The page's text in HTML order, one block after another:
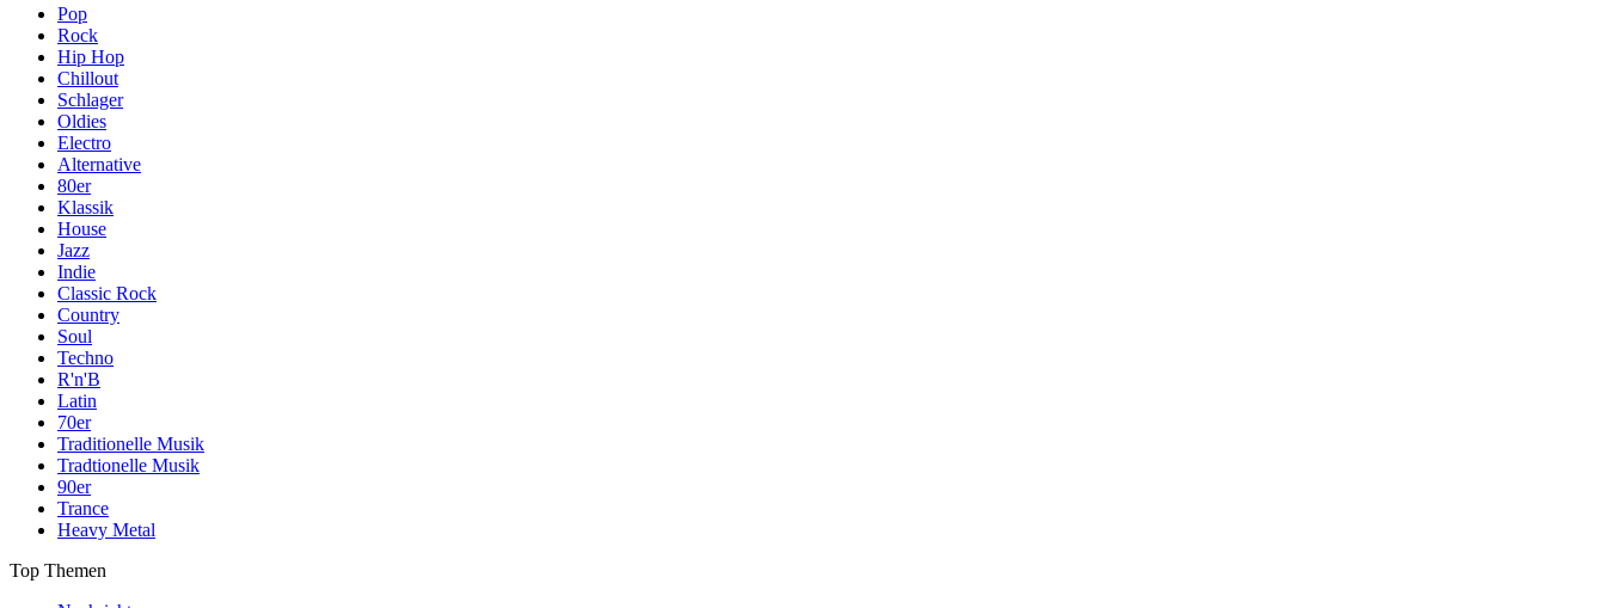
Pop
Rock
Hip Hop
Chillout
Schlager
Oldies
Electro
Alternative
80er
Klassik
House
Jazz
Indie
Classic Rock
Country
Soul
Techno
R'n'B
Latin
70er
Traditionelle Musik
Tradtionelle Musik
90er
Trance
Heavy Metal
Top Themen